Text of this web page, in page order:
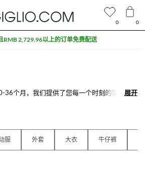
36个月，我们提供了您每一个时刻的需求：
选择给您宝贝的单品或者是给其他宝宝的礼
录，所有的妈妈将会找到一切令他们满意的商
展开
展开
服 外套 大衣 牛仔裤
0 0
折扣专区额外九折